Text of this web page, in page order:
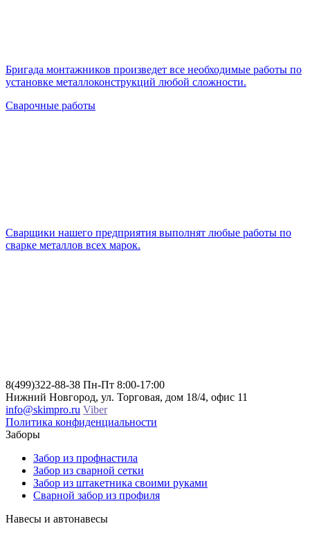
Бригада монтажников произведет все необходимые работы по
установке металлоконструкций любой сложности.
Сварочные работы
Cварщики нашего предприятия выполнят любые работы по
сварке металлов всех марок.
8(499)322-88-38 Пн-Пт 8:00-17:00
Нижний Новгород, ул. Торговая, дом 18/4, офис 11
info@skimpro.ru Viber
Политика конфиденциальности
Заборы
Забор из профнастила
Забор из сварной сетки
Забор из штакетника своими руками
Сварной забор из профиля
Навесы и автонавесы